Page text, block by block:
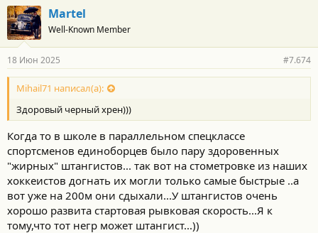
Martel
Well-Known Member
18 Июн 2025 #7.674
Mihail71 написал(а):
Здоровый черный хрен)))
Когда то в школе в параллельном спецклассе
спортсменов единоборцев было пару здоровенных
"жирных" штангистов... так вот на стометровке из наших
хоккеистов догнать их могли только самые быстрые ..а
вот уже на 200м они сдыхали...У штангистов очень
хорошо развита стартовая рывковая скорость...Я к
тому,что тот негр может штангист...))